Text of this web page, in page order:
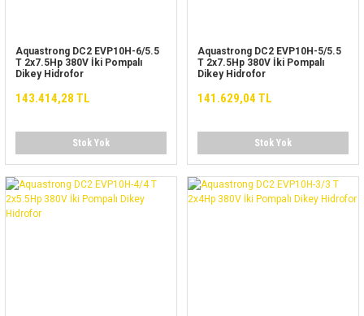
Aquastrong DC2 EVP10H-6/5.5
T 2x7.5Hp 380V İki Pompalı
Dikey Hidrofor
143.414,28 TL
Stok Yok
Aquastrong DC2 EVP10H-5/5.5
T 2x7.5Hp 380V İki Pompalı
Dikey Hidrofor
141.629,04 TL
Stok Yok